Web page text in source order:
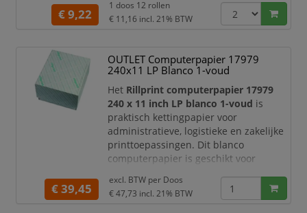
en algemene kantoororganisatie.
met500 etiketten. Dankzij het ruime
labeloppervlak is er voldoende plaats
voor du
€ 9,22
1 doos 12 rollen
€ 11,16 incl. 21% BTW
OUTLET Computerpapier 17979
240x11 LP Blanco 1-voud
Het Rillprint computerpapier 17979
240 x 11 inch LP blanco 1-voud is
praktisch kettingpapier voor
administratieve, logistieke en zakelijke
printtoepassingen. Dit blanco
computerpapier is geschikt voor
met doorlopend papier en is ideaal
voor dagelijkse documentverwerking.
€ 39,45
excl. BTW per Doos
€ 47,73 incl. 21% BTW